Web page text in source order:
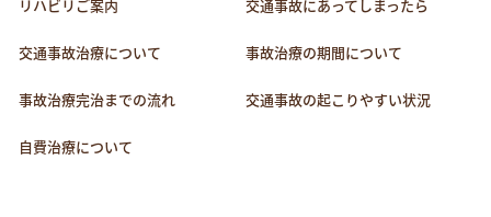
リハビリご案内
交通事故治療について
事故治療完治までの流れ
自費治療について
交通事故にあってしまったら
事故治療の期間について
交通事故の起こりやすい状況